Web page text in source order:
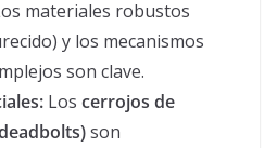
materiales robustos
y los mecanismos
son clave.
Los cerrojos de
son